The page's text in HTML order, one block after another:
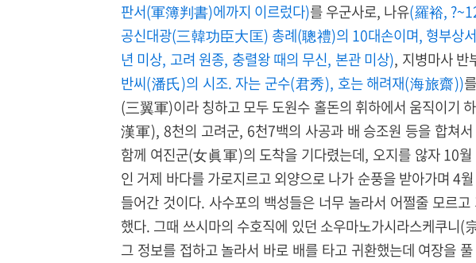
판서(軍簿判書)에까지 이르렀다)를 우군사로, 나유(羅裕,
공신대광(三韓功臣大匡) 총례(聰禮)의 10대손이며, 형부상
년 미상, 고려 원종, 충렬왕 때의 무신, 본관 미상), 지병마사 반
반씨(潘氏)의 시조. 자는 군수(君秀), 호는 해려재(海旅齋))
(三翼軍)이라 칭하고 모두 도원수 홀돈의 휘하에서 움직이기
漢軍), 8천의 고려군, 6천7백의 사공과 배 승조원 등을 합쳐
함께 여진군(女眞軍)의 도착을 기다렸는데, 오지를 않자 10
인 거제 바다를 가로지르고 외양으로 나가 순풍을 받아가며 4
들어간 것이다. 사수포의 백성들은 너무 놀라서 어쩔줄 모르
했다. 그때 쓰시마의 수호직에 있던 소우마노가시라스케쿠
그 정보를 접하고 놀라서 바로 배를 타고 귀환했는데 여장을